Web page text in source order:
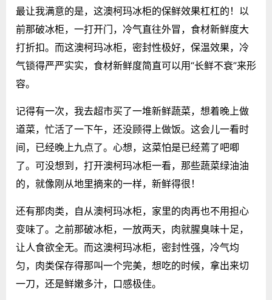
最让我满意的是，这澳柯玛冰柜的保鲜效果杠杠的！以
前那破冰柜，一打开门，冷气直往外冒，食材新鲜度大
打折扣。而这澳柯玛冰柜，密封性极好，保温效果，冷
气锁得严严实实，食材新鲜度简直可以用“长鲜不衰”来形
容。
记得有一次，我去超市买了一堆新鲜蔬菜，想着晚上做
道菜，忙活了一下午，还没顾得上做饭。这会儿一看时
间，已经晚上九点了。心想，这菜怕是已经蔫了吧唧
了。可没想到，打开澳柯玛冰柜一看，那些蔬菜绿油油
的，就像刚从地里摘来的一样，新鲜得很！
还有那肉类，自从澳柯玛冰柜，家里的肉再也不用担心
变味了。之前那破冰柜，一放两天，肉就腥臭味十足，
让人食欲全无。而这澳柯玛冰柜，密封性强，冷气均
匀，肉类保存得那叫一个完美，想吃的时候，拿出来切
一刀，还是鲜嫩多汁，口感极佳。